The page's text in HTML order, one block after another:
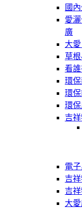
國
愛
廣
大
草
看
環
環
環
吉
電
吉
吉
大